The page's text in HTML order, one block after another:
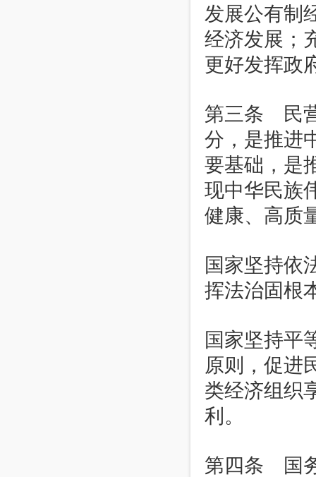
发展公有制
经济发展；
更好发挥政
第三条 民
分，是推进
要基础，是
现中华民族
健康、高质
国家坚持依
挥法治固根
国家坚持平
原则，促进
类经济组织
利。
第四条 国